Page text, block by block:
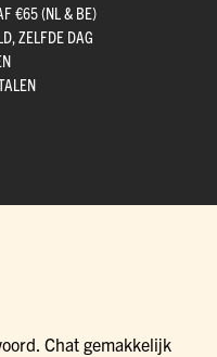
€65 (NL & BE)
ZELFDE DAG
Chat gemakkelijk